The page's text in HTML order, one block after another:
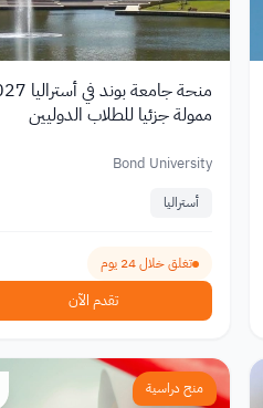
منحة جامعة بوند
ممولة جزئيا للطلاب الدوليين
Bond University
أستراليا
تغلق خلال 24 يوم
تقدم الآن
منح دراسية